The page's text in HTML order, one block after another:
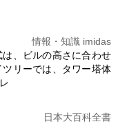
情報・知識 imidas
、ビルの高さに合わせ
ツリーでは、タワー塔体
日本大百科全書